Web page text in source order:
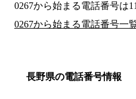
0267から始まる電話番号は
0267から始まる電話番号一
長野県の電話番号情報